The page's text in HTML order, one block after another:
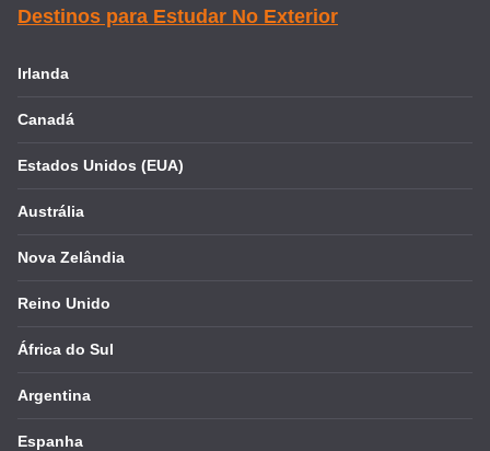
Destinos para Estudar No Exterior
Irlanda
Canadá
Estados Unidos (EUA)
Austrália
Nova Zelândia
Reino Unido
África do Sul
Argentina
Espanha